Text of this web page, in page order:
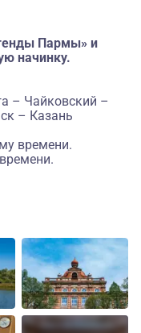
Пармы» и
начинку.
– Чайковский –
– Казань
времени.